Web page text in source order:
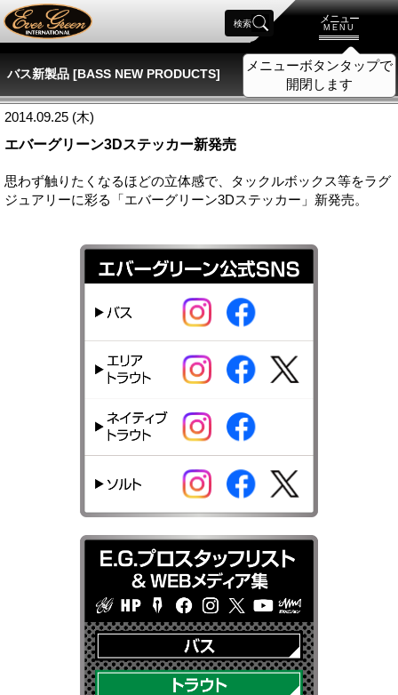
メニュー
MENU
メニューボタンタップで
開閉します
検索
バス新製品 [BASS NEW PRODUCTS]
2014.09.25 (木)
エバーグリーン3Dステッカー新発売
思わず触りたくなるほどの立体感で、タックルボックス等をラグ
ジュアリーに彩る「エバーグリーン3Dステッカー」新発売。